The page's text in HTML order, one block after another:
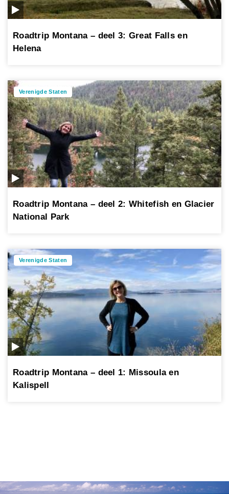
Roadtrip Montana – deel 3: Great Falls en
Helena
Verenigde Staten
Roadtrip Montana – deel 2: Whitefish en Glacier
National Park
Verenigde Staten
Roadtrip Montana – deel 1: Missoula en
Kalispell